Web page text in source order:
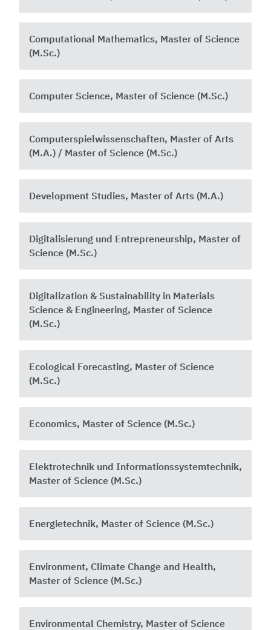
Computational Mathematics, Master of Science
(M.Sc.)
Computer Science, Master of Science (M.Sc.)
Computerspielwissenschaften, Master of Arts
(M.A.) / Master of Science (M.Sc.)
Development Studies, Master of Arts (M.A.)
Digitalisierung und Entrepreneurship, Master of
Science (M.Sc.)
Digitalization & Sustainability in Materials
Science & Engineering, Master of Science
(M.Sc.)
Ecological Forecasting, Master of Science
(M.Sc.)
Economics, Master of Science (M.Sc.)
Elektrotechnik und Informationssystemtechnik,
Master of Science (M.Sc.)
Energietechnik, Master of Science (M.Sc.)
Environment, Climate Change and Health,
Master of Science (M.Sc.)
Environmental Chemistry, Master of Science